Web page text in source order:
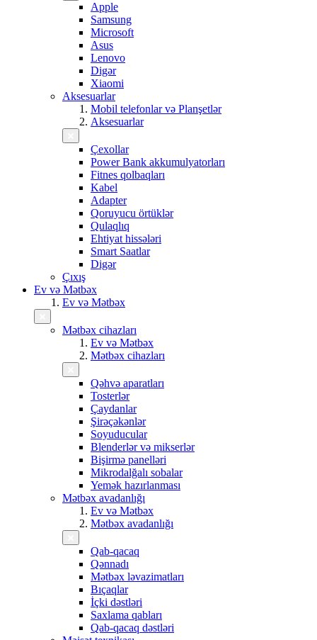
Apple
Samsung
Microsoft
Asus
Lenovo
Digər
Xiaomi
Aksesuarlar
Mobil telefonlar və Planşetlər
Aksesuarlar
Çexollar
Power Bank akkumulyatorları
Fitnes qolbaqları
Kabel
Adapter
Qoruyucu örtüklər
Qulaqlıq
Ehtiyat hissələri
Smart Saatlar
Digər
Çıxış
Ev və Mətbəx
Ev və Mətbəx
Mətbəx cihazları
Ev və Mətbəx
Mətbəx cihazları
Qəhvə aparatları
Tosterlər
Çaydanlar
Şirəçəkənlər
Soyuducular
Blenderlər və mikserlər
Bişirmə panelləri
Mikrodalğalı sobalar
Yemək hazırlanması
Mətbəx avadanlığı
Ev və Mətbəx
Mətbəx avadanlığı
Qab-qacaq
Qənnadı
Mətbəx ləvazimatları
Bıçaqlar
İçki dəstləri
Saxlama qabları
Qab-qacaq dəstləri